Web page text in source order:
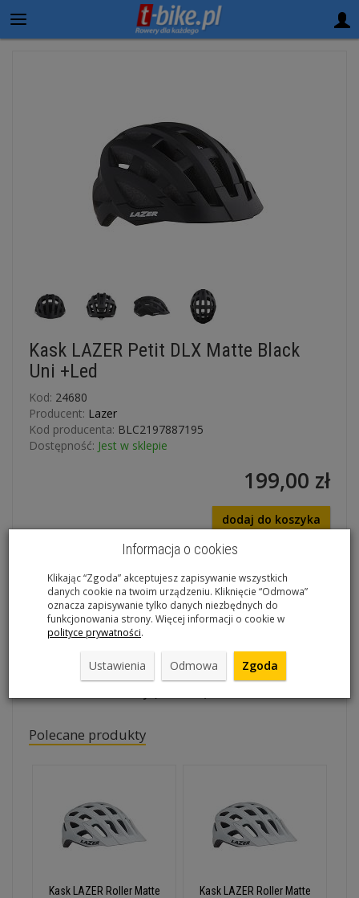
Kask LAZER Petit DLX Matte Black
Uni +Led
Kod: 24680
Producent: Lazer
Kod producenta: BLC2197887195
Dostępność: Jest w sklepie
199,00 zł
dodaj do koszyka
Kask LAZER Petit DLX Matte Black Uni +Led
- System dopasowania LAZER Turnfit Plus
- Gwarancja dopasowania
- W zestawie lampka tylna LAZER LED
Polecane produkty
Kask LAZER Roller Matte
Kask LAZER Roller Matte
Informacja o cookies
Klikając “Zgoda” akceptujesz zapisywanie wszystkich
danych cookie na twoim urządzeniu. Kliknięcie “Odmowa”
oznacza zapisywanie tylko danych niezbędnych do
funkcjonowania strony. Więcej informacji o cookie w
polityce prywatności.
Ustawienia Odmowa Zgoda